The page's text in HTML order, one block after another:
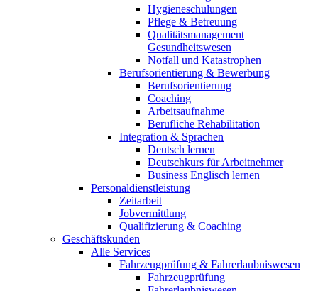
Hygieneschulungen
Pflege & Betreuung
Qualitätsmanagement
Gesundheitswesen
Notfall und Katastrophen
Berufsorientierung & Bewerbung
Berufsorientierung
Coaching
Arbeitsaufnahme
Berufliche Rehabilitation
Integration & Sprachen
Deutsch lernen
Deutschkurs für Arbeitnehmer
Business Englisch lernen
Personaldienstleistung
Zeitarbeit
Jobvermittlung
Qualifizierung & Coaching
Geschäftskunden
Alle Services
Fahrzeugprüfung & Fahrerlaubniswesen
Fahrzeugprüfung